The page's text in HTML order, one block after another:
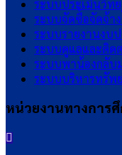
ระบบประเมินวิท
ระบบจัดซื้อจัดจ้า
ระบบรายงานงบ
ระบบดูแลและติด
ระบบพาน้องกลับ
ระบบบริหารทรัพ
หน่วยงานทางการ